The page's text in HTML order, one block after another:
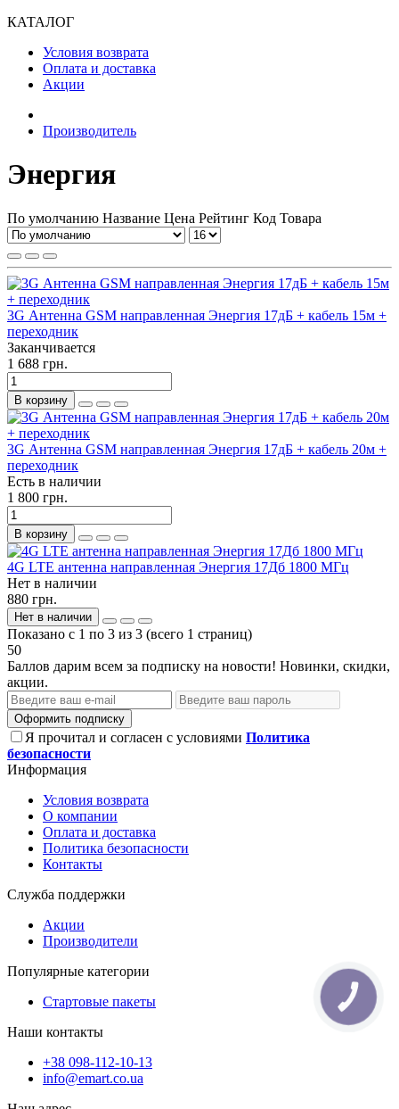
КАТАЛОГ
Условия возврата
Оплата и доставка
Акции
Производитель
Энергия
По умолчанию Название Цена Рейтинг Код Товара
3G Антенна GSM направленная Энергия 17дБ + кабель 15м +
переходник
Заканчивается
1 688 грн.
В корзину
3G Антенна GSM направленная Энергия 17дБ + кабель 20м +
переходник
Есть в наличии
1 800 грн.
В корзину
4G LTE антенна направленная Энергия 17Дб 1800 МГц
Нет в наличии
880 грн.
Нет в наличии
Показано с 1 по 3 из 3 (всего 1 страниц)
50
Баллов дарим всем за подписку на новости! Новинки, скидки,
акции.
Оформить подписку
Я прочитал и согласен с условиями Политика
безопасности
Информация
Условия возврата
О компании
Оплата и доставка
Политика безопасности
Контакты
Служба поддержки
Акции
Производители
Популярные категории
Стартовые пакеты
Наши контакты
+38 098-112-10-13
info@emart.co.ua
КНОПКА
ЗВ'ЯЗКУ